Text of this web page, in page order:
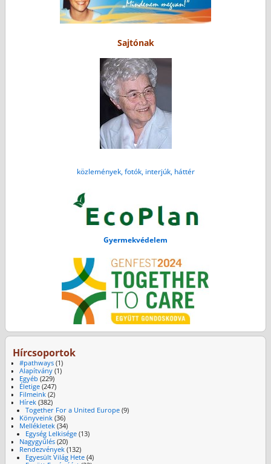
Sajtónak
közlemények, fotók, interjúk, háttér
Gyermekvédelem
Hírcsoportok
#pathways(1)
Alapítvány(1)
Egyéb (229)
Életige(247)
Filmeink(2)
Hírek(382)
Together For a United Europe (9)
Könyveink(36)
Mellékletek(34)
Egység Lelkisége (13)
Nagygyűlés(20)
Rendezvények(132)
Egyesült Világ Hete (4)